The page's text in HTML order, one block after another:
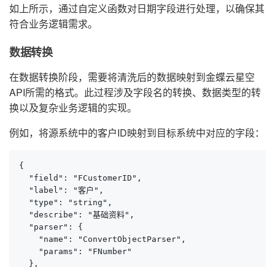
如上所示，通过自定义函数对日期字段进行处理，以确保其
符合业务逻辑需求。
数据转换
在数据转换阶段，需要将清洗后的数据映射到金蝶云星空
API所需的格式。此过程涉及字段名的转换、数据类型的转
换以及复杂业务逻辑的实现。
例如，将源系统中的客户ID映射到目标系统中对应的字段：
{
  "field": "FCustomerID",
  "label": "客户",
  "type": "string",
  "describe": "基础资料",
  "parser": {
    "name": "ConvertObjectParser",
    "params": "FNumber"
  },